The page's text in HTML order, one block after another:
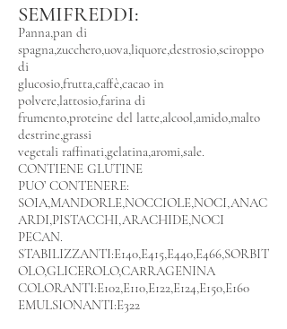
SEMIFREDDI:
Panna,pan di
spagna,zucchero,uova,liquore,destrosio,sciroppo
di
glucosio,frutta,caffè,cacao in
polvere,lattosio,farina di
frumento,proteine del latte,alcool,amido,malto
destrine,grassi
vegetali raffinati,gelatina,aromi,sale.
CONTIENE GLUTINE
PUO’ CONTENERE:
SOIA,MANDORLE,NOCCIOLE,NOCI,ANAC
ARDI,PISTACCHI,ARACHIDE,NOCI
PECAN.
STABILIZZANTI:E140,E415,E440,E466,SORBIT
OLO,GLICEROLO,CARRAGENINA
COLORANTI:E102,E110,E122,E124,E150,E160
EMULSIONANTI:E322